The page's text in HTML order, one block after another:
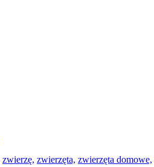
zwierzę, zwierzęta, zwierzęta domowe,